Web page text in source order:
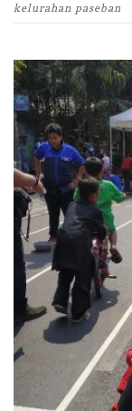
kelurahan paseban